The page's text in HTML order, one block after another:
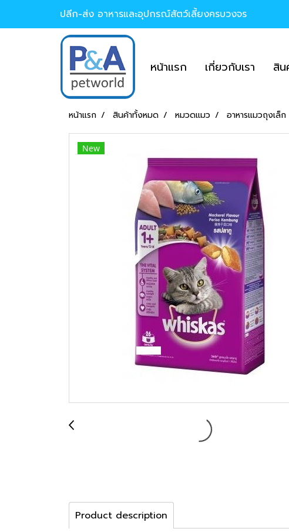
ปลีก-ส่ง อาหารและอุปกรณ์สัตว์เลี้ยงครบวงจร
หน้าแรก เกี่ยวกับเรา สิน
หน้าแรก สินค้าทั้งหมด หมวดแมว อาหารแมวถุงเล็ก
New
Product description